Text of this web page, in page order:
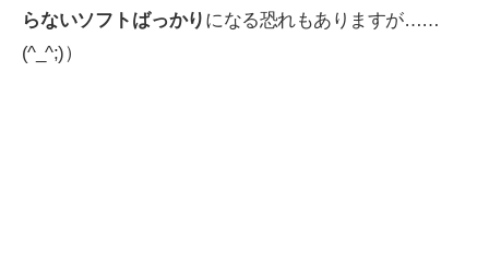
らないソフトばっかり になる恐れもありますが……
(^_^;)）